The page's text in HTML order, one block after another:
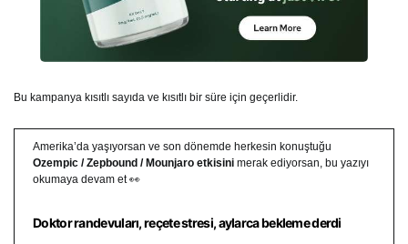
Bu kampanya kısıtlı sayıda ve kısıtlı bir süre için geçerlidir.
Amerika’da yaşıyorsan ve son dönemde herkesin konuştuğu
Ozempic / Zepbound / Mounjaro etkisini merak ediyorsan, bu yazıyı
okumaya devam et 👀
Doktor randevuları, reçete stresi, aylarca bekleme derdi